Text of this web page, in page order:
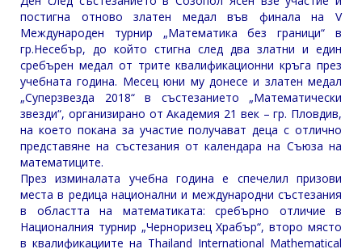
постигна отново златен медал във финала на V
Международен турнир „Математика без граници“ в
гр.Несебър, до който стигна след два златни и един
сребърен медал от трите квалификационни кръга през
учебната година. Месец юни му донесе и златен медал
„Суперзвезда 2018“ в състезанието „Математически
звезди“, организирано от Академия 21 век – гр. Пловдив,
на което покана за участие получават деца с отлично
представяне на състезания от календара на Съюза на
математиците.
През изминалата учебна година е спечелил призови
места в редица национални и международни състезания
в областта на математиката: сребърно отличие в
Националния турнир „Черноризец Храбър“, второ място
в квалификациите на Thailand International Mathematical